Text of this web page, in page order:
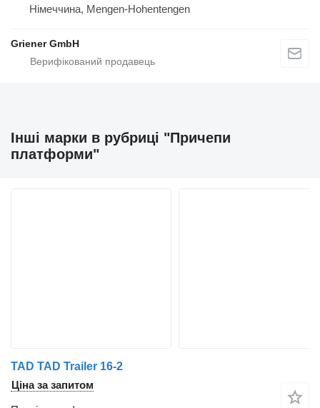
Німеччина, Mengen-Hohentengen
Griener GmbH
Інші марки в рубриці "Причепи
платформи"
TAD TAD Trailer 16-2
Ціна за запитом